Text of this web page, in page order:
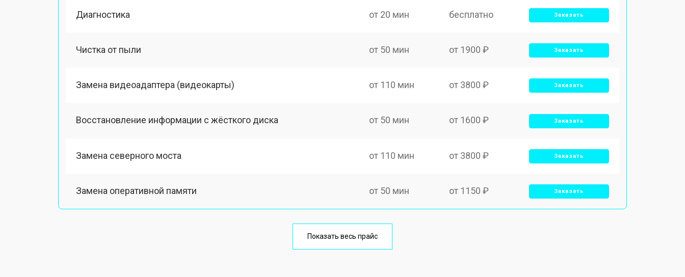
Диагностика от 20 мин бесплатно Заказать
Чистка от пыли от 50 мин от 1900 ₽ Заказать
Замена видеоадаптера (видеокарты) от 110 мин от 3800 ₽ Заказать
Восстановление информации с жёсткого диска от 50 мин от 1600 ₽ Заказать
Замена северного моста от 110 мин от 3800 ₽ Заказать
Замена оперативной памяти от 50 мин от 1150 ₽ Заказать
от 50 мин
Показать весь прайс